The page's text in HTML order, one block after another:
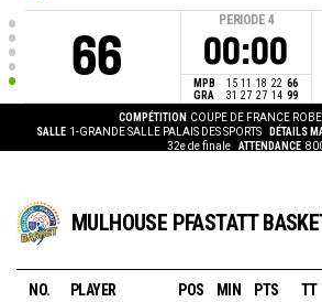
66
PERIODE 4
00:00
MPB 15 11 18 22 66
GRA
31 27 27 14 99
COMPÉTITION COUPE DE FRANCE
SALLE 1-GRANDE SALLE PALAIS DES SPORTS DÉTAILS
32e de finale
ATTENDANCE
NO. PLAYER POS MIN PTS TT